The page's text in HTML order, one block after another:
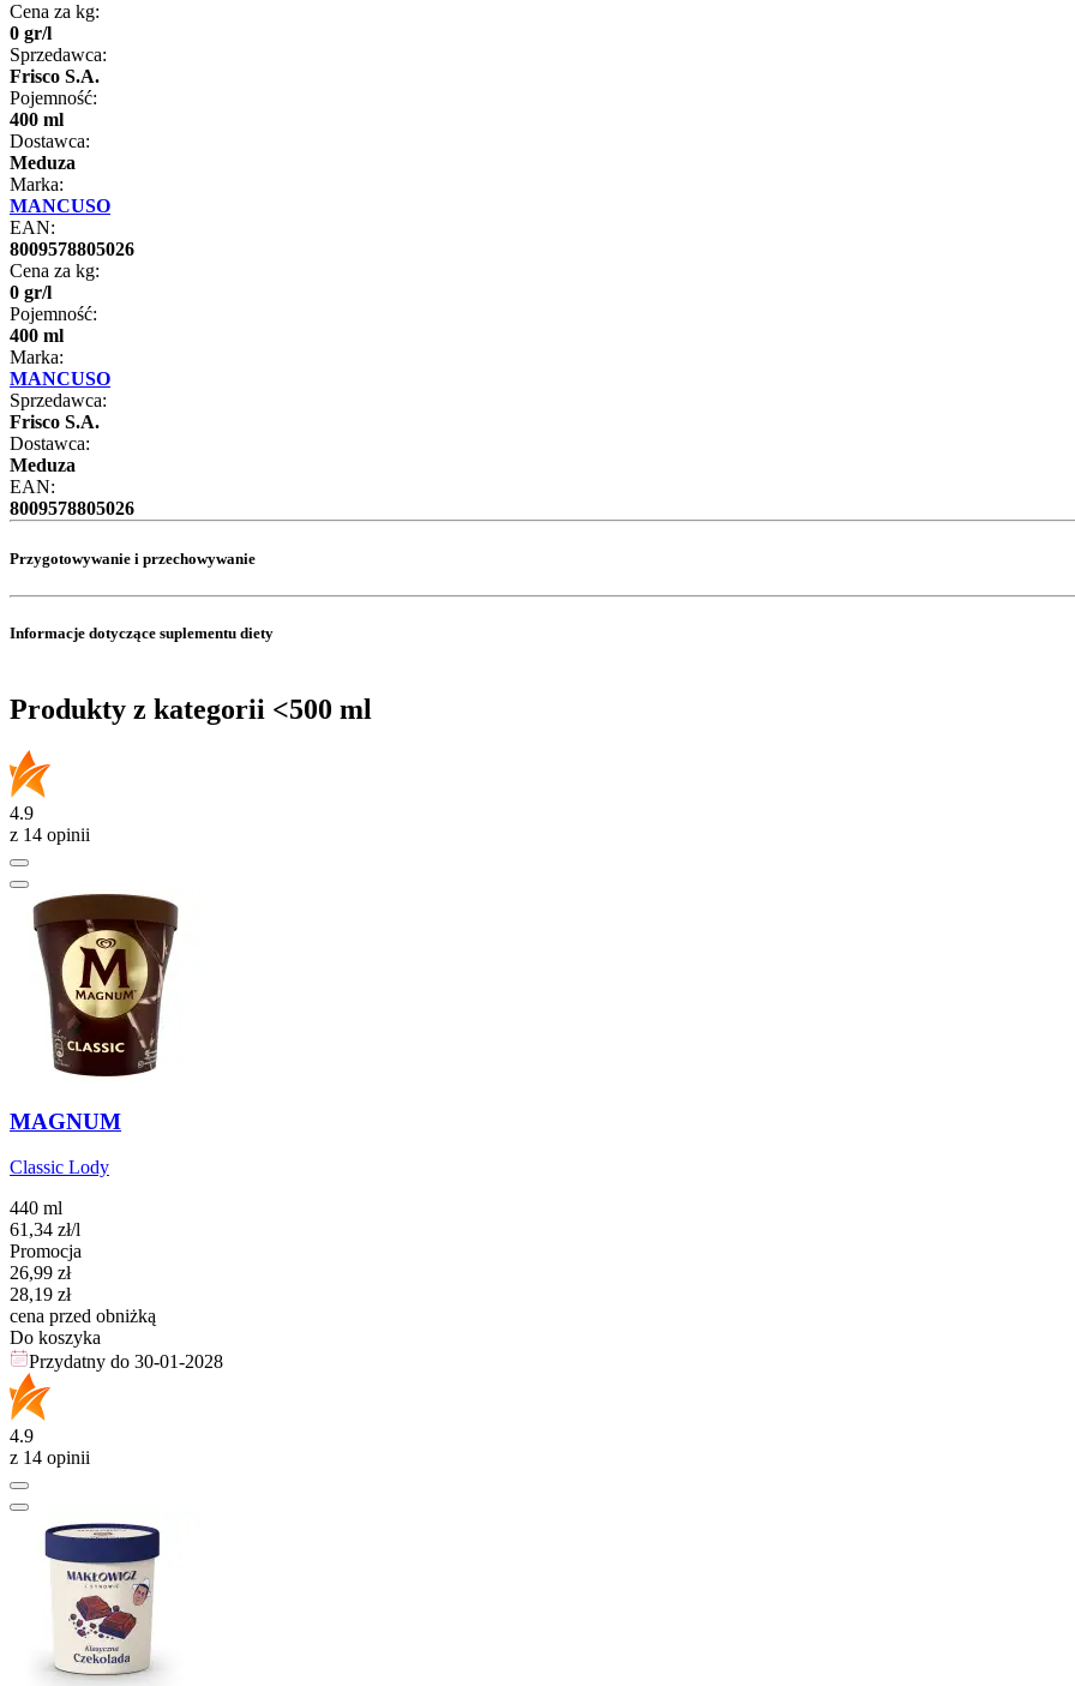
Cena za kg:
0 gr/l
Sprzedawca:
Frisco S.A.
Pojemność:
400 ml
Dostawca:
Meduza
Marka:
MANCUSO
EAN:
8009578805026
Cena za kg:
0 gr/l
Pojemność:
400 ml
Marka:
MANCUSO
Sprzedawca:
Frisco S.A.
Dostawca:
Meduza
EAN:
8009578805026
Przygotowywanie i przechowywanie
Informacje dotyczące suplementu diety
Produkty z kategorii <500 ml
4.9
z 14 opinii
MAGNUM
Classic Lody
440 ml
61,34 zł/l
Promocja
Cena promocyjna
26,99 zł
28,19 zł
cena przed obniżką
Do koszyka
Przydatny do 30-01-2028
4.9
z 14 opinii